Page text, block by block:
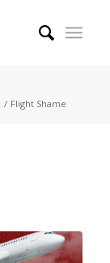
/ Flight Shame